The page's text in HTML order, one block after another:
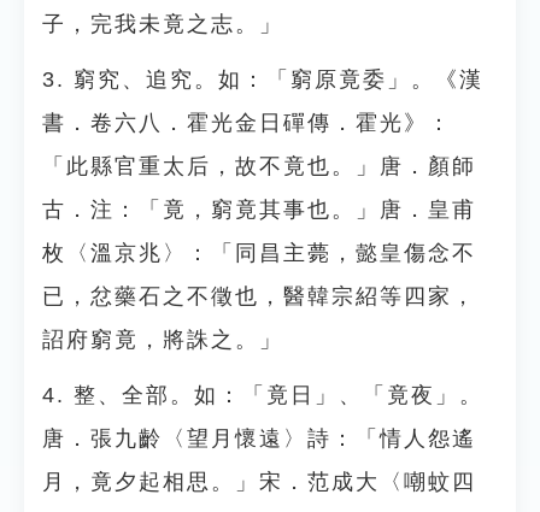
子，完我未竟之志。」
3. 窮究、追究。如：「窮原竟委」。《漢
書．卷六八．霍光金日磾傳．霍光》：
「此縣官重太后，故不竟也。」唐．顏師
古．注：「竟，窮竟其事也。」唐．皇甫
枚〈溫京兆〉：「同昌主薨，懿皇傷念不
已，忿藥石之不徵也，醫韓宗紹等四家，
詔府窮竟，將誅之。」
4. 整、全部。如：「竟日」、「竟夜」。
唐．張九齡〈望月懷遠〉詩：「情人怨遙
月，竟夕起相思。」宋．范成大〈嘲蚊四